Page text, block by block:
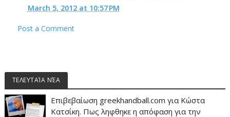
March 5, 2012 at 10:57 PM
Post a Comment
ΤΕΛΕΥΤΑΊΑ ΝΈΑ
Επιβεβαίωση greekhandball.com για Κώστα
Κατσίκη. Πως ληφθηκε η απόφαση για την